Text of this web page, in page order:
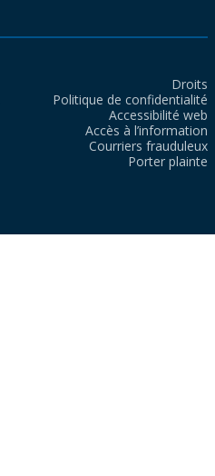
Droits
Politique de confidentialité
Accessibilité web
Accès à l’information
Courriers frauduleux
Porter plainte